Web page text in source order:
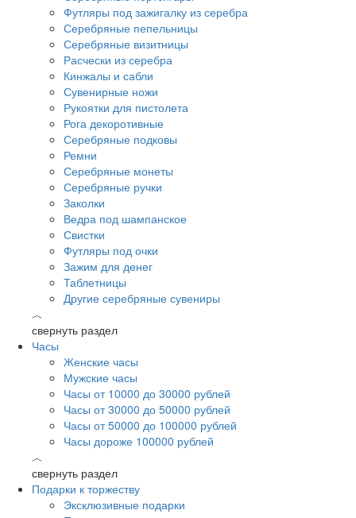
Футляры под зажигалку из серебра
Серебряные пепельницы
Серебряные визитницы
Расчески из серебра
Кинжалы и сабли
Сувенирные ножи
Рукоятки для пистолета
Рога декоротивные
Серебряные подковы
Ремни
Серебряные монеты
Серебряные ручки
Заколки
Ведра под шампанское
Свистки
Футляры под очки
Зажим для денег
Таблетницы
Другие серебряные сувениры
︿
свернуть раздел
Часы
Женские часы
Мужские часы
Часы от 10000 до 30000 рублей
Часы от 30000 до 50000 рублей
Часы от 50000 до 100000 рублей
Часы дороже 100000 рублей
︿
свернуть раздел
Подарки к торжеству
Эксклюзивные подарки